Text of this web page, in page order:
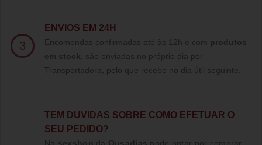
3
ENVIOS EM 24H
Encomendas confirmadas até às 12h e com produtos
em stock , são enviadas no próprio dia por
Transportadora, pelo que recebe no dia útil seguinte.
TE M DUVIDAS SOBRE COMO EFETUAR O
SEU PEDIDO?